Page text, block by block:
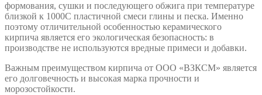
формования, сушки и последующего обжига при температуре
близкой к 1000С пластичной смеси глины и песка. Именно
поэтому отличительной особенностью керамического
кирпича является его экологическая безопасность: в
производстве не используются вредные примеси и добавки.
Важным преимуществом кирпича от ООО «ВЗКСМ» является
его долговечность и высокая марка прочности и
морозостойкости.